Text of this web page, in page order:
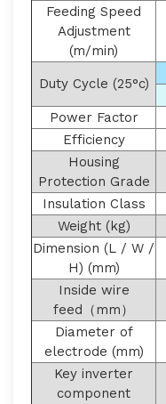
Feeding Speed
Adjustment
(m/min)
Duty Cycle (25°c)
Power Factor
Efficiency
Housing
Protection Grade
Insulation Class
Weight (kg)
Dimension (L / W /
H) (mm)
Inside wire
feed（mm）
Diameter of
electrode (mm)
Key inverter
component